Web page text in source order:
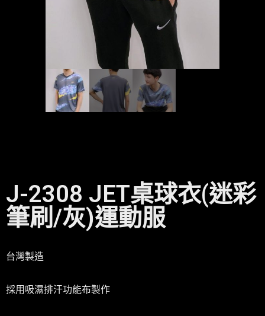
J-2308 JET桌球衣(迷彩
筆刷/灰)運動服
台灣製造
採用吸濕排汗功能布製作